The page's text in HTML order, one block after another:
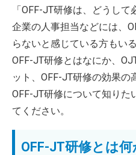
「OFF-JT研修は、どうして
企業の人事担当などには、
らないと感じている方もい
OFF-JT研修とはなにか、
ット、OFF-JT研修の効果の
OFF-JT研修について知りた
てください。
OFF-JT研修とは何